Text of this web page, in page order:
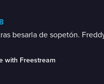
besarla de sopetón.
with Freestream